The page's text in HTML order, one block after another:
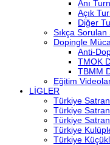
Anı
Açık
Diğer
Sıkça
Dopingle
Anti-
TMOK
TBMM
Eğitim
LİGLER
Türkiye
Türkiye
Türkiye
Türkiye
Türkiye